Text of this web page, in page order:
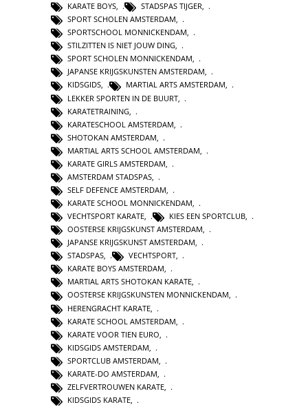
KARATE BOYS, STADSPAS TIJGER,
SPORT SCHOLEN AMSTERDAM,
SPORTSCHOOL MONNICKENDAM,
STILZITTEN IS NIET JOUW DING,
SPORT SCHOLEN MONNICKENDAM,
JAPANSE KRIJGSKUNSTEN AMSTERDAM,
KIDSGIDS, MARTIAL ARTS AMSTERDAM,
LEKKER SPORTEN IN DE BUURT
KARATETRAINING
KARATESCHOOL AMSTERDAM
SHOTOKAN AMSTERDAM
MARTIAL ARTS SCHOOL AMSTERDAM
KARATE GIRLS AMSTERDAM
AMSTERDAM STADSPAS
SELF DEFENCE AMSTERDAM
KARATE SCHOOL MONNICKENDAM,
VECHTSPORT KARATE, KIES EEN SPORTCLUB,
OOSTERSE KRIJGSKUNST AMSTERDAM,
JAPANSE KRIJGSKUNST AMSTERDAM,
STADSPAS, VECHTSPORT,
KARATE BOYS AMSTERDAM,
MARTIAL ARTS SHOTOKAN KARATE,
OOSTERSE KRIJGSKUNSTEN MONNICKENDAM,
HERENGRACHT KARATE
KARATE SCHOOL AMSTERDAM
KARATE VOOR TIEN EURO
KIDSGIDS AMSTERDAM
SPORTCLUB AMSTERDAM
KARATE-DO AMSTERDAM
ZELFVERTROUWEN KARATE
KIDSGIDS KARATE